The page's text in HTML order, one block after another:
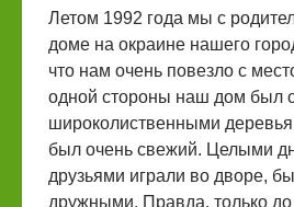
Летом 1992 года мы с
доме на окраине нашего
что нам очень повезло с
одной стороны наш дом был
широколиственными
был очень свежий. Целыми
друзьями играли во дворе,
дружными. Правда, только до